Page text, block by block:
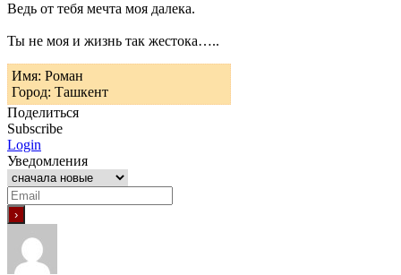
Ведь от тебя мечта моя далека.
Ты не моя и жизнь так жестока…..
Имя: Роман
Город: Ташкент
Поделиться
Subscribe
Login
Уведомления